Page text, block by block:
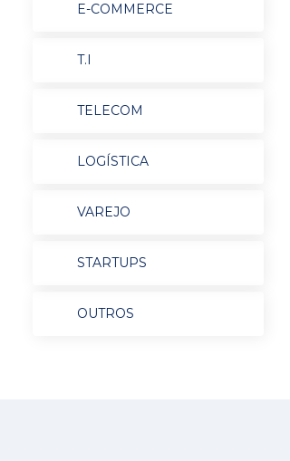
E-COMMERCE
T.I
TELECOM
LOGÍSTICA
VAREJO
STARTUPS
OUTROS